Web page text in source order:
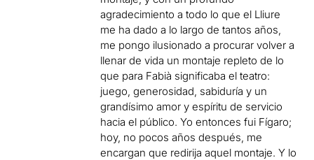
agradecimiento a todo lo que el Lliure
me ha dado a lo largo de tantos años,
me pongo ilusionado a procurar volver a
llenar de vida un montaje repleto de lo
que para Fabià significaba el teatro:
juego, generosidad, sabiduría y un
grandísimo amor y espíritu de servicio
hacia el público. Yo entonces fui Fígaro;
hoy, no pocos años después, me
encargan que redirija aquel montaje. Y lo